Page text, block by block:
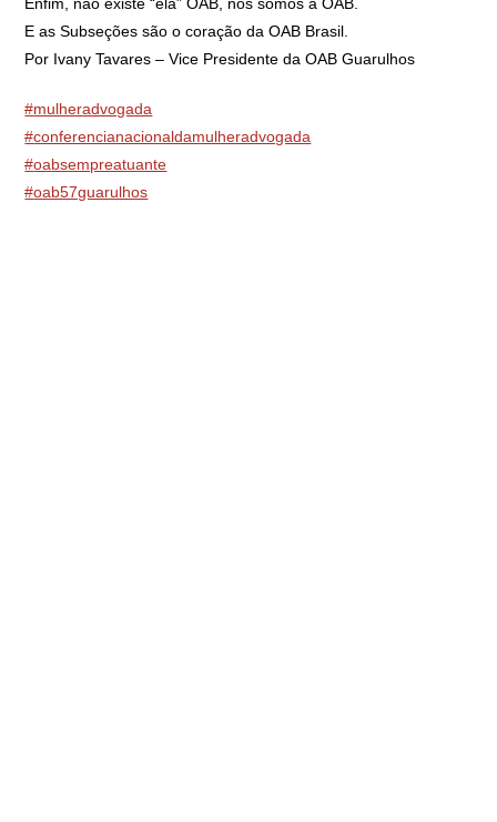
E as Subseções são o coração da OAB Brasil.
Por Ivany Tavares – Vice Presidente da OAB Guarulhos
#mulheradvogada
#conferencianacionaldamulheradvogada
#oabsempreatuante
#oab57guarulhos